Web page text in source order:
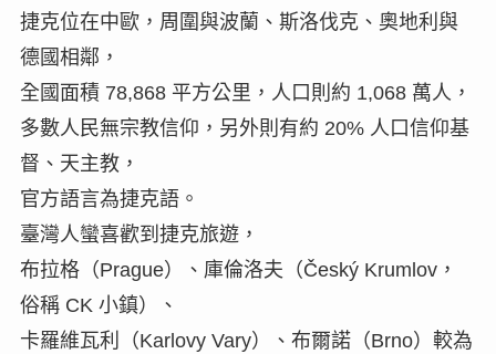
捷克位在中歐，周圍與波蘭、斯洛伐克、奧地利與
德國相鄰，
全國面積 78,868 平方公里，人口則約 1,068 萬人，
多數人民無宗教信仰，另外則有約 20% 人口信仰基
督、天主教，
官方語言為捷克語。
臺灣人蠻喜歡到捷克旅遊，
布拉格（Prague）、庫倫洛夫（Český Krumlov，
俗稱 CK 小鎮）、
卡羅維瓦利（Karlovy Vary）、布爾諾（Brno）較為